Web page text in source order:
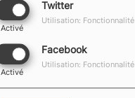
Twitter
Activé
Utilisation: Fonctionnalité
Facebook
Activé
Utilisation: Fonctionnalité